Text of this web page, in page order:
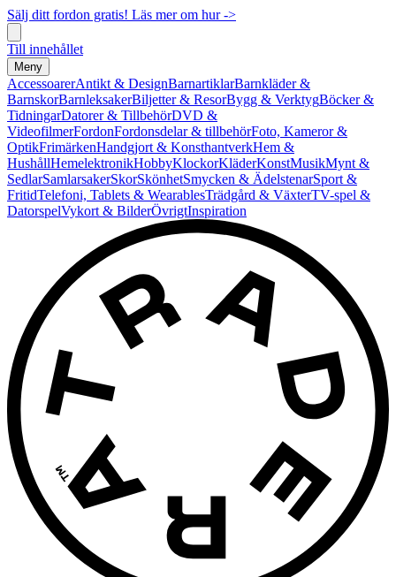
Sälj ditt fordon gratis! Läs mer om hur ->
Till innehållet
Meny
AccessoarerAntikt & DesignBarnartiklarBarnkläder &
BarnskorBarnleksakerBiljetter & ResorBygg & VerktygBöcker &
TidningarDatorer & TillbehörDVD &
VideofilmerFordonFordonsdelar & tillbehörFoto, Kameror &
OptikFrimärkenHandgjort & KonsthantverkHem &
HushållHemelektronikHobbyKlockorKläderKonstMusikMynt &
SedlarSamlarsakerSkorSkönhetSmycken & ÄdelstenarSport &
FritidTelefoni, Tablets & WearablesTrädgård & VäxterTV-spel &
DatorspelVykort & BilderÖvrigtInspiration